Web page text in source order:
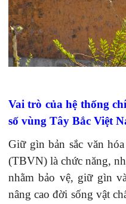
Vai trò của hệ thống
số vùng Tây Bắc Việt
Giữ gìn bản sắc văn
(TBVN) là chức năng,
nhằm bảo vệ, giữ gìn
nâng cao đời sống vật